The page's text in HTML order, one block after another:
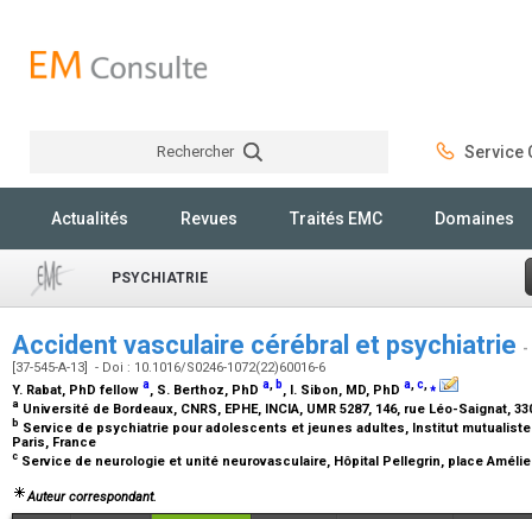
Rechercher Service
Actualités Revues Traités EMC Domaines
PSYCHIATRIE
Accident vasculaire cérébral et psychiatrie -
[37-545-A-13] - Doi : 10.1016/S0246-1072(22)60016-6
Y. Rabat, PhD fellow a, S. Berthoz, PhD a, b, I. Sibon, MD, PhD a,c,⁎
a Université de Bordeaux, CNRS, EPHE, INCIA, UMR 5287, 146, rue Léo-Saignat,
b Service de psychiatrie pour adolescents et jeunes adultes, Institut mutualiste
Paris, France
c Service de neurologie et unité neurovasculaire, Hôpital Pellegrin, place
Auteur correspondant.